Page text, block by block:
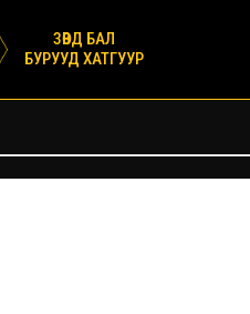
ЗӨВД БАЛ
БУРУУД ХАТГУУР